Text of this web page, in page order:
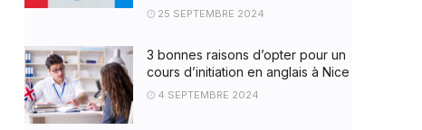
25 SEPTEMBRE 2024
3 bonnes raisons d’opter pour un
cours d’initiation en anglais à Nice
4 SEPTEMBRE 2024